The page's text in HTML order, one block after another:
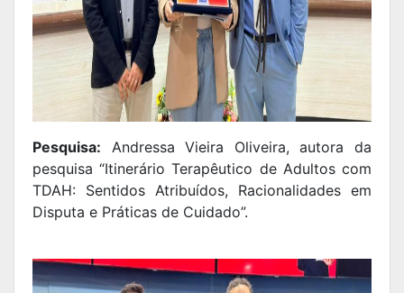
Pesquisa: Andressa Vieira Oliveira, autora da
pesquisa “Itinerário Terapêutico de Adultos com
TDAH: Sentidos Atribuídos, Racionalidades em
Disputa e Práticas de Cuidado”.